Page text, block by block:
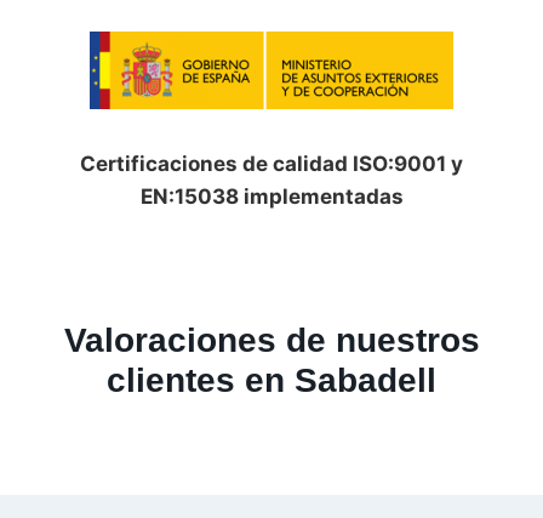
Certificaciones de calidad ISO:9001 y
EN:15038 implementadas
Valoraciones de nuestros
clientes en Sabadell